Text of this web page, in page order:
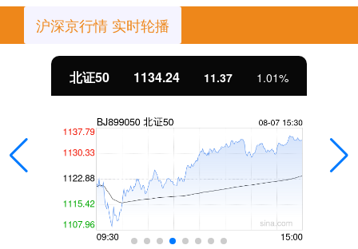
沪深京行情 实时轮播
北证50 1134.24 11.37 1.01%